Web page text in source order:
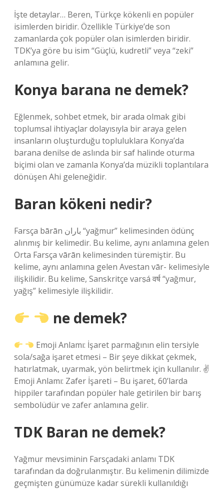
İşte detaylar… Beren, Türkçe kökenli en popüler
isimlerden biridir. Özellikle Türkiye’de son
zamanlarda çok popüler olan isimlerden biridir.
TDK’ya göre bu isim “Güçlü, kudretli” veya “zeki”
anlamına gelir.
Konya barana ne demek?
Eğlenmek, sohbet etmek, bir arada olmak gibi
toplumsal ihtiyaçlar dolayısıyla bir araya gelen
insanların oluşturduğu topluluklara Konya’da
barana denilse de aslında bir saf halinde oturma
biçimi olan ve zamanla Konya’da müzikli toplantılara
dönüşen Ahi geleneğidir.
Baran kökeni nedir?
Farsça bārān باران “yağmur” kelimesinden ödünç
alınmış bir kelimedir. Bu kelime, aynı anlamına gelen
Orta Farsça vārān kelimesinden türemiştir. Bu
kelime, aynı anlamına gelen Avestan vār- kelimesiyle
ilişkilidir. Bu kelime, Sanskritçe varṣá वर्ष “yağmur,
yağış” kelimesiyle ilişkilidir.
ne demek?
Emoji Anlamı: İşaret parmağının elin tersiyle
sola/sağa işaret etmesi – Bir şeye dikkat çekmek,
hatırlatmak, uyarmak, yön belirtmek için kullanılır. ✌
Emoji Anlamı: Zafer İşareti – Bu işaret, 60’larda
hippiler tarafından popüler hale getirilen bir barış
sembolüdür ve zafer anlamına gelir.
TDK Baran ne demek?
Yağmur mevsiminin Farsçadaki anlamı TDK
tarafından da doğrulanmıştır. Bu kelimenin dilimizde
geçmişten günümüze kadar sürekli kullanıldığı